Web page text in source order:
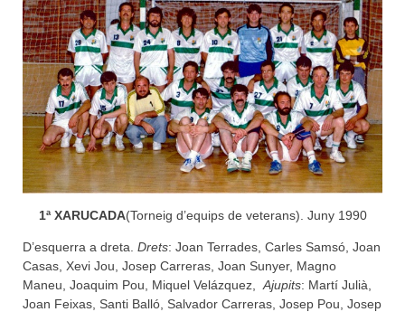
1ª XARUCADA(Torneig d’equips de veterans). Juny 1990
D’esquerra a dreta. Drets: Joan Terrades, Carles Samsó, Joan
Casas, Xevi Jou, Josep Carreras, Joan Sunyer, Magno
Maneu, Joaquim Pou, Miquel Velázquez, Ajupits: Martí Julià,
Joan Feixas, Santi Balló, Salvador Carreras, Josep Pou, Josep